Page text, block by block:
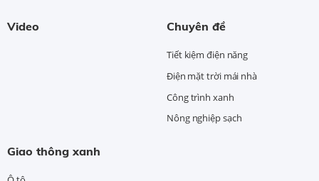
Video Chuyên đề
Tiết kiệm điện năng
Điện mặt trời mái nhà
Công trình xanh
Nông nghiệp sạch
Giao thông xanh